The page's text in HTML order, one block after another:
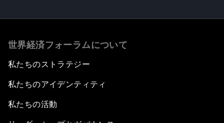
世界経済フォーラムについて
私たちのストラテジー
私たちのアイデンティティ
私たちの活動